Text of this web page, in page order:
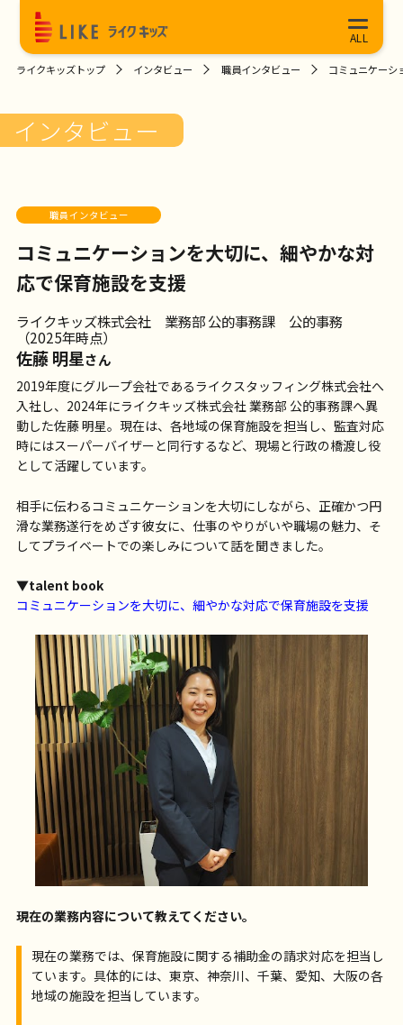
ライクキッズトップ インタビュー 職員インタビュー コミュニケーシ
インタビュー
職員インタビュー
コミュニケーションを大切に、細やかな対
応で保育施設を支援
ライクキッズ株式会社 業務部 公的事務課 公的事務
（2025年時点）
佐藤 明星さん
2019年度にグループ会社であるライクスタッフィング株式会社へ
入社し、2024年にライクキッズ株式会社 業務部 公的事務課へ異
動した佐藤 明星。現在は、各地域の保育施設を担当し、監査対応
時にはスーパーバイザーと同行するなど、現場と行政の橋渡し役
として活躍しています。
相手に伝わるコミュニケーションを大切にしながら、正確かつ円
滑な業務遂行をめざす彼女に、仕事のやりがいや職場の魅力、そ
してプライベートでの楽しみについて話を聞きました。
▼talent book
コミュニケーションを大切に、細やかな対応で保育施設を支援
現在の業務内容について教えてください。
現在の業務では、保育施設に関する補助金の請求対応を担当し
ています。具体的には、東京、神奈川、千葉、愛知、大阪の各
地域の施設を担当しています。